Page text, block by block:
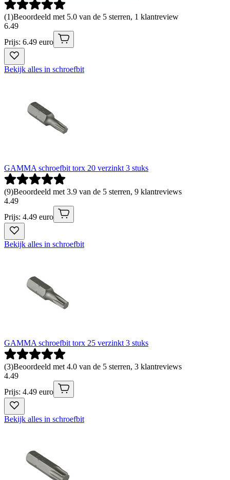
(1)Beoordeeld met 5.0 van de 5 sterren, 1 klantreview
6.49
Prijs: 6.49 euro
Bekijk alles in schroefbit
GAMMA schroefbit torx 20 verzinkt 3 stuks
(9)Beoordeeld met 3.9 van de 5 sterren, 9 klantreviews
4.49
Prijs: 4.49 euro
Bekijk alles in schroefbit
GAMMA schroefbit torx 25 verzinkt 3 stuks
(3)Beoordeeld met 4.0 van de 5 sterren, 3 klantreviews
4.49
Prijs: 4.49 euro
Bekijk alles in schroefbit